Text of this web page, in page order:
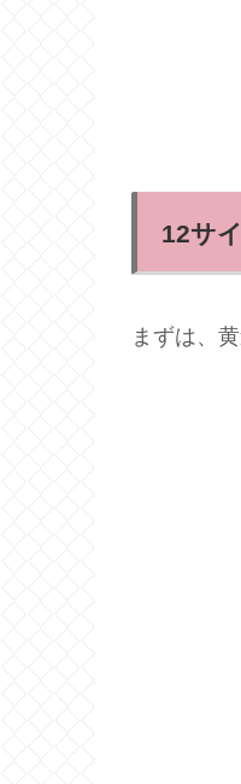
12サ
まずは、